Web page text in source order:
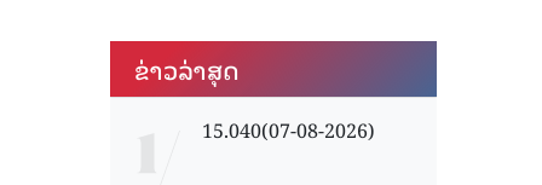
ຂ່າວ​ລ່າ​ສຸດ
15.040(07-08-2026)